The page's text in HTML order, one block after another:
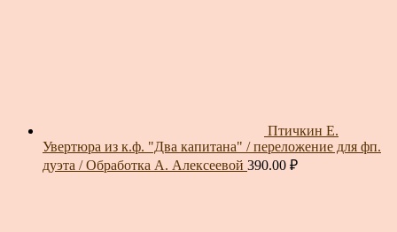
Птичкин Е.
Увертюра из к.ф. "Два капитана" / переложение для фп.
дуэта / Обработка А. Алексеевой 390.00 ₽